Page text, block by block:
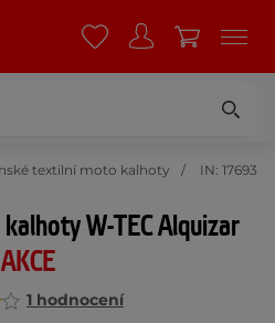
textilní moto kalhoty IN: 17693
W-TEC Alquizar
AKCE
1 hodnocení